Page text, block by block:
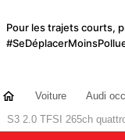
Pour les trajets courts,
Voiture Audi
S3 2.0 TFSI 265ch